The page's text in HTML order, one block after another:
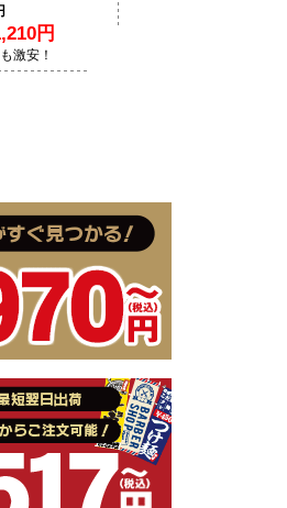
円
激安！